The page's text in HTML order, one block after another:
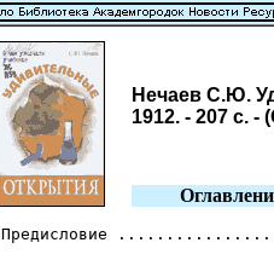
Нечаев С.Ю.
1912. - 207 с.
Предисловие